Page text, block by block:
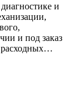
и
и под заказ
расходных…